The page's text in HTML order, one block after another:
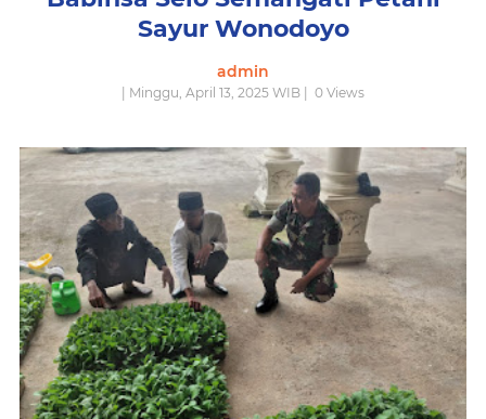
Sayur Wonodoyo
admin
| Minggu, April 13, 2025 WIB | 0 Views